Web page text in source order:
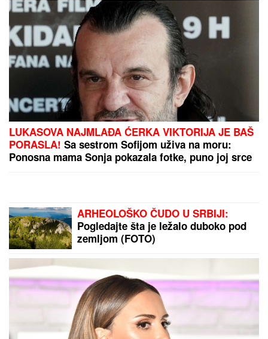
(VIDEO) NEMANJA GUDELJ SE NE
ODVAJA OD SINA!Anastasija
objavila snimak sa mora: Ponosni
tata gura kolica dok Ilijan spava,
raznežila sve
SLAVLJE U DOMU MARIJE
KILIBARDEObjavila sliku ćerkice i
naslednice Anđelke Prpić: Senja i
Čarna se drže za ruke, da se istopiš